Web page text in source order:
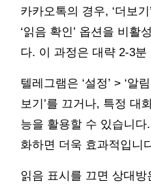
카카오톡의 경우, ‘더보기
‘읽음 확인’ 옵션을 비활
다. 이 과정은 대략 2-3
텔레그램은 ‘설정’ > ‘알
보기’를 끄거나, 특정 대
능을 활용할 수 있습니
화하면 더욱 효과적입니
읽음 표시를 끄면 상대